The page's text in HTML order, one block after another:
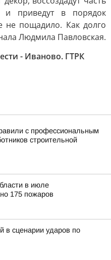
и приведут в порядок
не пощадило. Как долго
Людмила Павловская.
- Иваново. ГТРК
с профессиональным
строительной
в июле
175 пожаров
в сценарии ударов по